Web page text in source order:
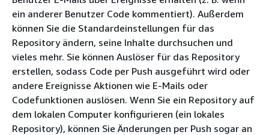
ein anderer Benutzer Code kommentiert). Außerdem
können Sie die Standardeinstellungen für das
Repository ändern, seine Inhalte durchsuchen und
vieles mehr. Sie können Auslöser für das Repository
erstellen, sodass Code per Push ausgeführt wird oder
andere Ereignisse Aktionen wie E-Mails oder
Codefunktionen auslösen. Wenn Sie ein Repository auf
dem lokalen Computer konfigurieren (ein lokales
Repository), können Sie Änderungen per Push sogar an